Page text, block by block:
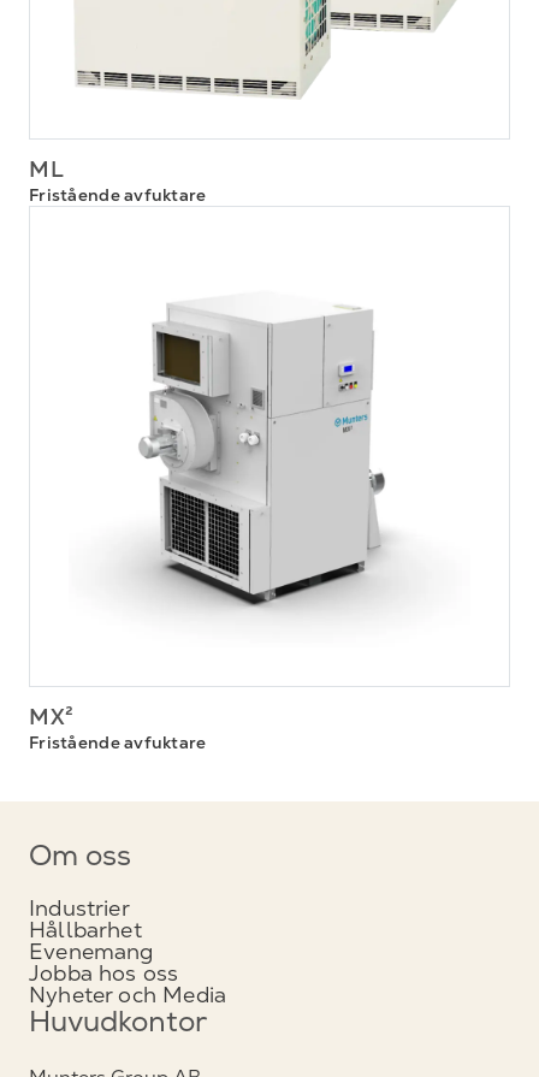
ML
Fristående avfuktare
MX²
Fristående avfuktare
Om oss
Industrier
Hållbarhet
Evenemang
Jobba hos oss
Nyheter och Media
Huvudkontor